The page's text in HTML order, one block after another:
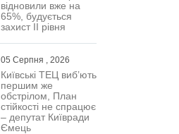
відновили вже на
65%, будується
захист ІІ рівня
05 Серпня , 2026
Київські ТЕЦ виб’ють
першим же
обстрілом, План
стійкості не спрацює
– депутат Київради
Ємець